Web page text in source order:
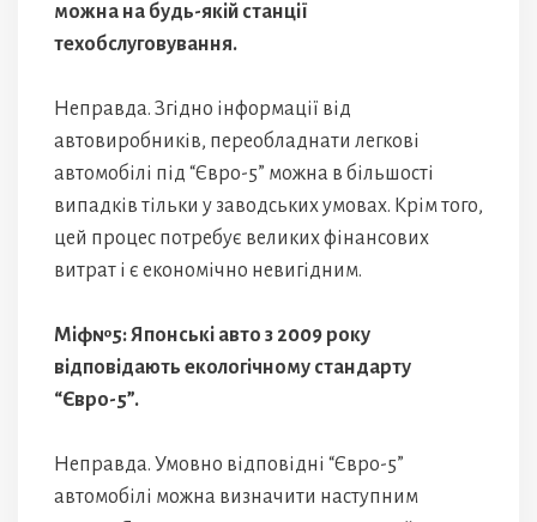
можна на будь-якій станції
техобслуговування.
Неправда. Згідно інформації від
автовиробників, переобладнати легкові
автомобілі під “Євро-5” можна в більшості
випадків тільки у заводських умовах. Крім того,
цей процес потребує великих фінансових
витрат і є економічно невигідним.
Міф№5: Японські авто з 2009 року
відповідають екологічному стандарту
“Євро-5”.
Неправда. Умовно відповідні “Євро-5”
автомобілі можна визначити наступним